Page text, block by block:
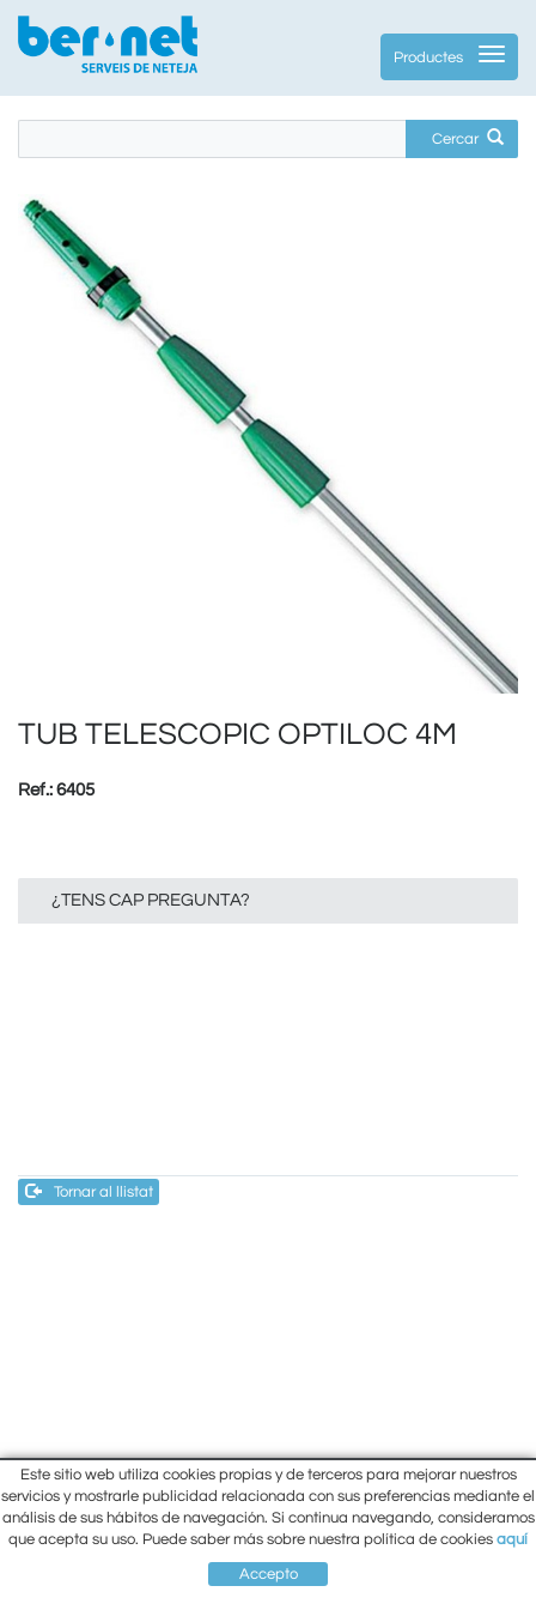
Productes
Cercar
TUB TELESCOPIC OPTILOC 4M
Ref.: 6405
¿TENS CAP PREGUNTA?
Tornar al llistat
Inici
Empresa
Situació
Carrer Lluís Companys, 10 Cantonada
amb Carrer Prat de la Riba
Berga (Barcelona)
COMPTE CISTELLA
Este sitio web utiliza cookies propias y de terceros para mejorar nuestros
servicios y mostrarle publicidad relacionada con sus preferencias mediante el
análisis de sus hábitos de navegación. Si continua navegando, consideramos
que acepta su uso. Puede saber más sobre nuestra política de cookies aquí
Accepto